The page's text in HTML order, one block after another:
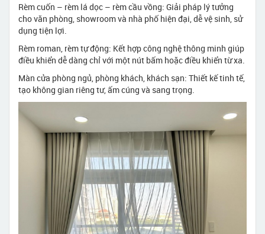
Rèm cuốn – rèm lá dọc – rèm cầu vồng: Giải pháp lý tưởng
cho văn phòng, showroom và nhà phố hiện đại, dễ vệ sinh, sử
dụng tiện lợi.
Rèm roman, rèm tự động: Kết hợp công nghệ thông minh giúp
điều khiển dễ dàng chỉ với một nút bấm hoặc điều khiển từ xa.
Màn cửa phòng ngủ, phòng khách, khách sạn: Thiết kế tinh tế,
tạo không gian riêng tư, ấm cúng và sang trọng.